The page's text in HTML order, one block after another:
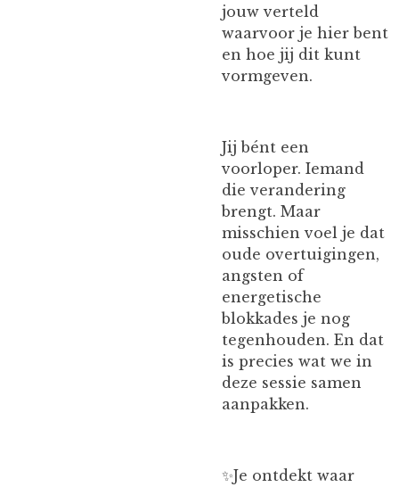
jouw verteld
waarvoor je hier bent
en hoe jij dit kunt
vormgeven.
Jij bént een
voorloper. Iemand
die verandering
brengt. Maar
misschien voel je dat
oude overtuigingen,
angsten of
energetische
blokkades je nog
tegenhouden. En dat
is precies wat we in
deze sessie samen
aanpakken.
✨️Je ontdekt waar